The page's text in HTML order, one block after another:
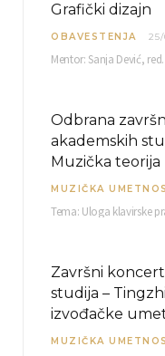
Grafički dizajn
OBAVESTENJA
Odbrana
akademskih
Muzička teorija
MUZIČKA
Završni
studija –
izvođačke
MUZIČKA